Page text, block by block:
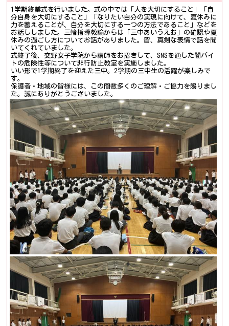
1学期終業式を行いました。式の中では「人を大切にすること」「自
分自身を大切にすること」「なりたい自分の実現に向けて、夏休みに
力を蓄えることが、自分を大切にする一つの方法であること」などを
お話ししました。三輪指導教諭からは「三中あいうえお」の確認や夏
休みの過ごし方についてお話がありました。皆、真剣な表情で話を聞
いてくれていました。
式終了後、交野女子学院から講師をお招きして、SNSを通した闇バイ
トの危険性等について非行防止教室を実施しました。
いい形で1学期終了を迎えた三中。2学期の三中生の活躍が楽しみで
す。
保護者・地域の皆様には、この間数多くのご理解・ご協力を賜りまし
た。誠にありがとうございました。